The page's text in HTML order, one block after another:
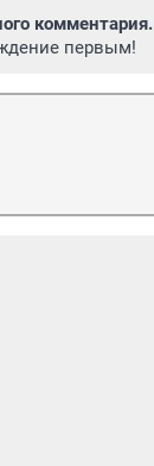
комментария.
первым!